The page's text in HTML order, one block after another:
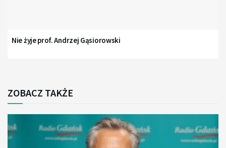
Nie żyje prof. Andrzej Gąsiorowski
ZOBACZ TAKŻE